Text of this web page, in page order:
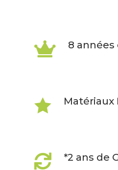
 8 années
 Matériaux
 *2 ans de